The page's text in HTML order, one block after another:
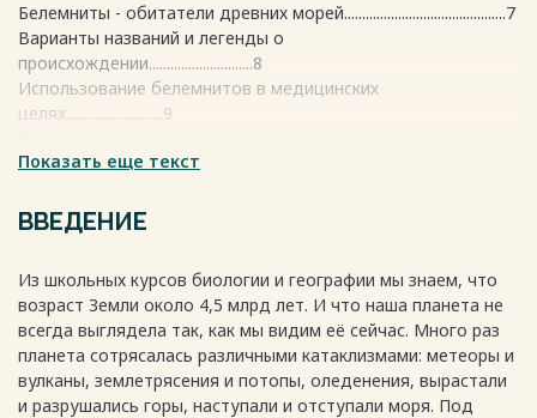
Белемниты - обитатели древних морей.............................................7
Варианты названий и легенды о
происхождении.............................8
Использование белемнитов в медицинских
целях...........................9
Гипотезы исчезновения......................................................................10
образцов...................................................10
Заключение...........................................................................................11
Приложения..........................................................................................13
Весь текст будет доступен после покупки
Показать еще текст
ВВЕДЕНИЕ
Из школьных курсов биологии и географии мы знаем, что
возраст Земли около 4,5 млрд лет. И что наша планета не
всегда выглядела так, как мы видим её сейчас. Много раз
планета сотрясалась различными катаклизмами: метеоры и
вулканы, землетрясения и потопы, оледенения, вырастали
и разрушались горы, наступали и отступали моря. Под